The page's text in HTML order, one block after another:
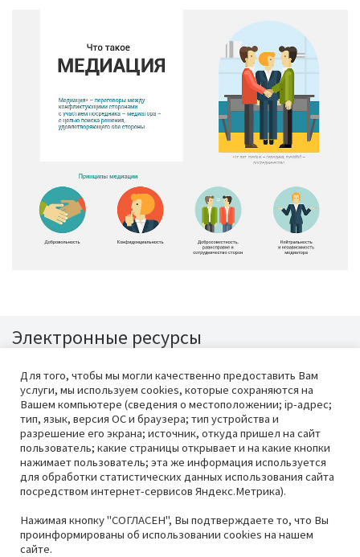
Электронные ресурсы
техникум» ©®2026
660028, Красноярский край, г.
Для того, чтобы мы могли качественно предоставить Вам
услуги, мы используем cookies, которые сохраняются на
Вашем компьютере (сведения о местоположении; ip-адрес;
тип, язык, версия ОС и браузера; тип устройства и
разрешение его экрана; источник, откуда пришел на сайт
пользователь; какие страницы открывает и на какие кнопки
нажимает пользователь; эта же информация используется
для обработки статистических данных использования сайта
посредством интернет-сервисов Яндекс.Метрика).
Нажимая кнопку "СОГЛАСЕН", Вы подтверждаете то, что Вы
проинформированы об использовании cookies на нашем
сайте.